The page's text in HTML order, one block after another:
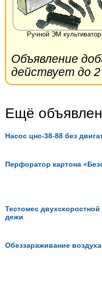
Ручной ЭМ культиватор
Объявление
действует до
Ещё
Насос цнс-38-88 без
Перфоратор картона
Тестомес
дежи
Обеззараживание воздуха